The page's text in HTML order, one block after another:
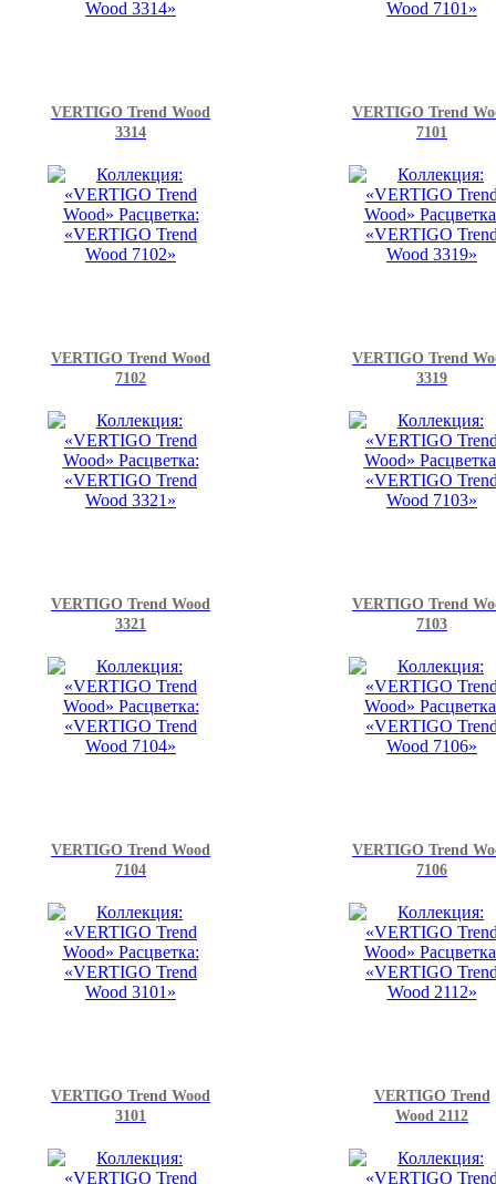
VERTIGO Trend Wood
3314
VERTIGO Trend
7101
VERTIGO Trend Wood
7102
VERTIGO Trend
3319
VERTIGO Trend Wood
3321
VERTIGO Trend
7103
VERTIGO Trend Wood
7104
VERTIGO Trend
7106
VERTIGO Trend Wood
3101
VERTIGO Trend
Wood 2112